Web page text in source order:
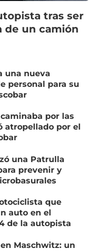
tras ser
de un camión
una nueva
personal para su
por las
atropellado por el
una Patrulla
prevenir y
que
auto en el
de la autopista
Maschwitz: un